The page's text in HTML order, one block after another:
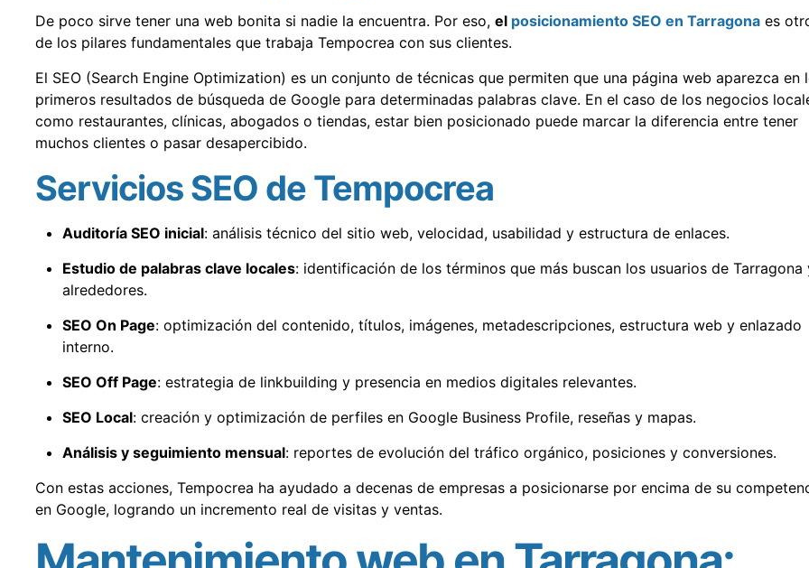
De poco sirve tener una web bonita si nadie la encuentra. Por eso, el posicionamiento SEO en Tarragonaes
de los pilares fundamentales que trabaja Tempocrea con sus clientes.
El SEO (Search Engine Optimization) es un conjunto de técnicas que permiten que una página web aparezca en
primeros resultados de búsqueda de Google para determinadas palabras clave. En el caso de los negocios
como restaurantes, clínicas, abogados o tiendas, estar bien posicionado puede marcar la diferencia entre tener
muchos clientes o pasar desapercibido.
Servicios SEO de Tempocrea
Auditoría SEO inicial: análisis técnico del sitio web, velocidad, usabilidad y estructura de enlaces.
Estudio de palabras clave locales: identificación de los términos que más buscan los usuarios de Tarragona
alrededores.
SEO On Page: optimización del contenido, títulos, imágenes, metadescripciones, estructura web y enlazado
interno.
SEO Off Page: estrategia de linkbuilding y presencia en medios digitales relevantes.
SEO Local: creación y optimización de perfiles en Google Business Profile, reseñas y mapas.
Análisis y seguimiento mensual: reportes de evolución del tráfico orgánico, posiciones y conversiones.
Con estas acciones, Tempocrea ha ayudado a decenas de empresas a posicionarse por encima de su
en Google, logrando un incremento real de visitas y ventas.